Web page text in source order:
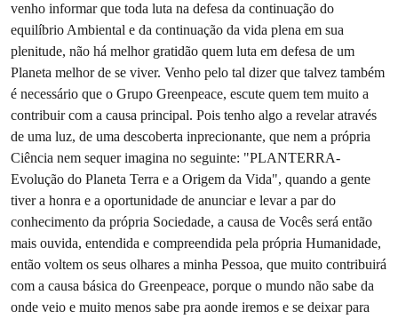
venho informar que toda luta na defesa da continuação do
equilíbrio Ambiental e da continuação da vida plena em sua
plenitude, não há melhor gratidão quem luta em defesa de um
Planeta melhor de se viver. Venho pelo tal dizer que talvez também
é necessário que o Grupo Greenpeace, escute quem tem muito a
contribuir com a causa principal. Pois tenho algo a revelar através
de uma luz, de uma descoberta inprecionante, que nem a própria
Ciência nem sequer imagina no seguinte: "PLANTERRA-
Evolução do Planeta Terra e a Origem da Vida", quando a gente
tiver a honra e a oportunidade de anunciar e levar a par do
conhecimento da própria Sociedade, a causa de Vocês será então
mais ouvida, entendida e compreendida pela própria Humanidade,
então voltem os seus olhares a minha Pessoa, que muito contribuirá
com a causa básica do Greenpeace, porque o mundo não sabe da
onde veio e muito menos sabe pra aonde iremos e se deixar para